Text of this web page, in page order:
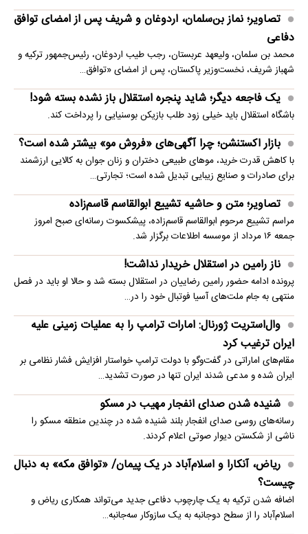
تصاویر؛ نماز بن‌سلمان، اردوغان و شریف پس از امضای توافق
دفاعی
محمد بن سلمان، ولیعهد عربستان، رجب طیب اردوغان، رئیس‌جمهور ترکیه و
شهباز شریف، نخست‌وزیر پاکستان، پس از امضای «توافق…
یک فاجعه دیگر؛ شاید پنجره استقلال باز نشده بسته شود!
باشگاه استقلال باید خیلی زود طلب بازیکن بوسنیایی را پرداخت کند.
بازار اکستنشن؛ چرا آگهی‌های «فروش مو» بیشتر شده است؟
با کاهش قدرت خرید، موهای طبیعی دختران و زنان جوان به کالایی ارزشمند
برای صادرات و صنایع زیبایی تبدیل شده است؛ تجارتی…
تصاویر؛ متن و حاشیه تشییع ابوالقاسم قاسم‌زاده
مراسم تشییع مرحوم ابوالقاسم قاسم‌زاده، پیشکسوت رسانه‌ای صبح امروز
جمعه ۱۶ مرداد از موسسه اطلاعات برگزار شد.
ناز رامین در استقلال خریدار نداشت!
پرونده ادامه حضور رامین رضاییان در استقلال بسته شد و حالا او باید در فصل
منتهی به جام ملت‌های آسیا فوتبال خود را در…
وال‌استریت ژورنال: امارات ترامپ را به عملیات زمینی علیه
ایران ترغیب کرد
مقام‌های اماراتی در گفت‌وگو با دولت ترامپ خواستار افزایش فشار نظامی بر
ایران شده و مدعی شدند ایران تنها در صورت تشدید…
شنیده شدن صدای انفجار مهیب در مسکو
رسانه‌های روسی صدای انفجار بلند شنیده شده در چندین منطقه مسکو را
ناشی از شکستن دیوار صوتی اعلام کردند.
ریاض، آنکارا و اسلام‌آباد در یک پیمان/ «توافق مکه» به دنبال
چیست؟
اضافه شدن ترکیه به یک چارچوب دفاعی جدید می‌تواند همکاری ریاض و
اسلام‌آباد را از سطح دوجانبه به یک سازوکار سه‌جانبه…